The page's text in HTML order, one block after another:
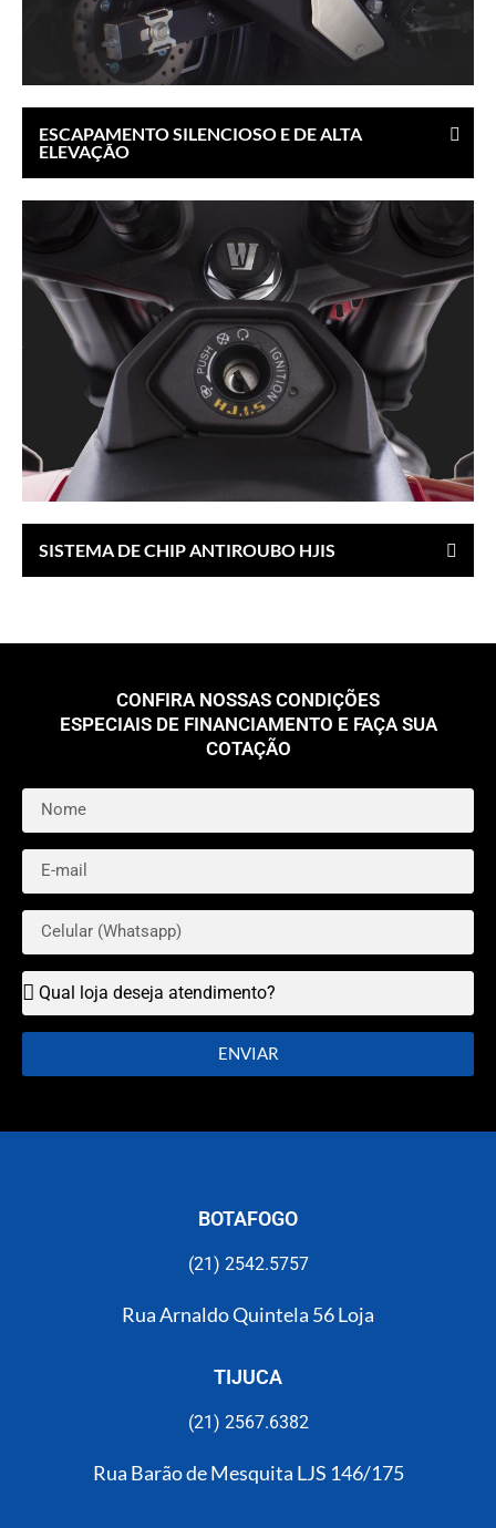
ESCAPAMENTO SILENCIOSO E DE ALTA
ELEVAÇÃO
SISTEMA DE CHIP ANTIROUBO HJIS
CONFIRA NOSSAS CONDIÇÕES
ESPECIAIS DE FINANCIAMENTO E FAÇA SUA
COTAÇÃO
ENVIAR
BOTAFOGO
(21) 2542.5757
Rua Arnaldo Quintela 56 Loja
TIJUCA
(21) 2567.6382​
Rua Barão de Mesquita LJS 146/175